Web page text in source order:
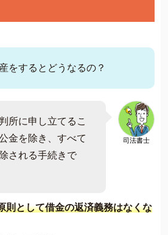
をするとどうなるの？
司法書士
所に申し立てるこ
金を除き、すべて
される手続きで
則として借金の返済義務はなくな